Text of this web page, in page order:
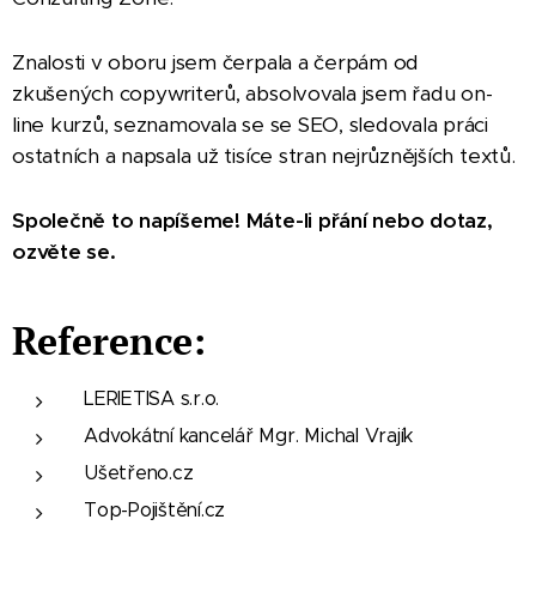
Znalosti v oboru jsem čerpala a čerpám od
zkušených copywriterů, absolvovala jsem řadu on-
line kurzů, seznamovala se se SEO, sledovala práci
ostatních a napsala už tisíce stran nejrůznějších textů.
Společně to napíšeme! Máte-li přání nebo dotaz,
ozvěte se.
Reference:
LERIETISA s.r.o.
Advokátní kancelář Mgr. Michal Vrajík
Ušetřeno.cz
Top-Pojištění.cz